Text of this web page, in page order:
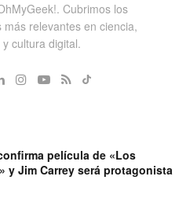
Cubrimos los
relevantes en ciencia,
cultura digital.
película de «Los
y Jim Carrey será protagonista